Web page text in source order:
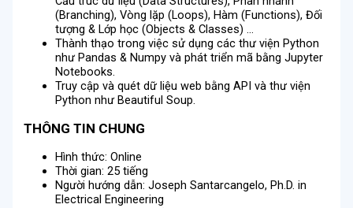
(Branching), Vòng lặp (Loops), Hàm (Functions), Đối
tượng & Lớp học (Objects & Classes) …
Thành thạo trong việc sử dụng các thư viện Python
như Pandas & Numpy và phát triển mã bằng Jupyter
Notebooks.
Truy cập và quét dữ liệu web bằng API và thư viện
Python như Beautiful Soup.
THÔNG TIN CHUNG
Hình thức: Online
Thời gian: 25 tiếng
Người hướng dẫn: Joseph Santarcangelo, Ph.D. in
Electrical Engineering